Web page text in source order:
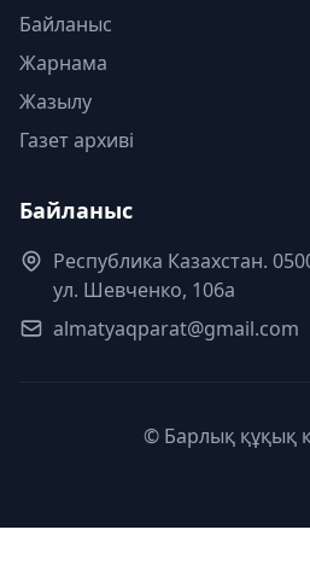
Байланыс
Жарнама
Жазылу
Газет архиві
Байланыс
Республика Казахстан.
ул. Шевченко, 106а
almatyaqparat@gmail.com
© Барлық құқық